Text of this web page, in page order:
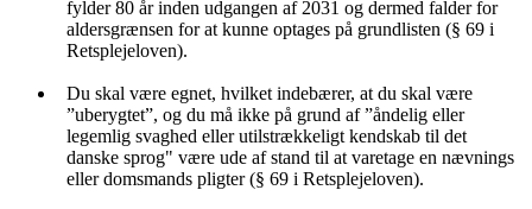
fylder 80 år inden udgangen af 2031 og dermed falder for
aldersgrænsen for at kunne optages på grundlisten (§ 69 i
Retsplejeloven).
Du skal være egnet, hvilket indebærer, at du skal være
”uberygtet”, og du må ikke på grund af ”åndelig eller
legemlig svaghed eller utilstrækkeligt kendskab til det
danske sprog" være ude af stand til at varetage en nævnings
eller domsmands pligter (§ 69 i Retsplejeloven).